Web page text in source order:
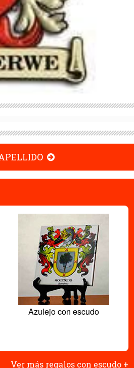
Azulejo con escudo
Ver más regalos con escudo +